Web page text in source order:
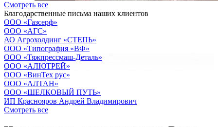
Смотреть все
Благодарственные письма наших клиентов
ООО «Газсерф»
ООО «АГС»
АО Агрохолдинг «СТЕПЬ»
OOO «Типография «ВФ»
ООО «Тяжпрессмаш-Деталь»
ООО «АЛЮТРЕЙ»
OOO «ВинТех рус»
OOO «АЛТАН»
OOO «ШЕЛКОВЫЙ ПУТЬ»
ИП Краснояров Андрей Владимирович
Смотреть все